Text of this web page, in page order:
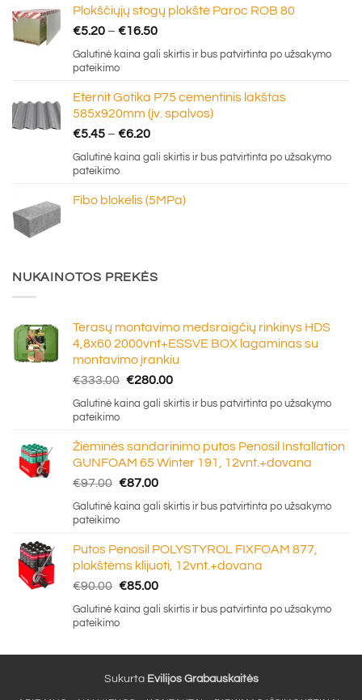
Plokščiųjų stogų plokštė Paroc ROB 80
€5.20 – €16.50Price
range:
€16.50
Galutinė kaina gali skirtis ir bus patvirtinta po užsakymo
pateikimo
Eternit Gotika P75 cementinis lakštas
585x920mm (įv. spalvos)
€5.45 – €6.20Price
range:
€6.20
Galutinė kaina gali skirtis ir bus patvirtinta po užsakymo
pateikimo
Fibo blokelis (5MPa)
NUKAINOTOS PREKĖS
Terasų montavimo medsraigčių rinkinys HDS
4,8x60 2000vnt+ESSVE BOX lagaminas su
montavimo įrankiu
€333.00 Original
price
was:
€280.00Current
price
Galutinė kaina gali skirtis ir bus patvirtinta po užsakymo
pateikimo
Žieminės sandarinimo putos Penosil Installation
GUNFOAM 65 Winter 191, 12vnt.+dovana
€97.00 Original
price
was:
€87.00Current
price
Galutinė kaina gali skirtis ir bus patvirtinta po užsakymo
pateikimo
Putos Penosil POLYSTYROL FIXFOAM 877,
plokštėms klijuoti, 12vnt.+dovana
€90.00 Original
price
was:
€85.00Current
price
Galutinė kaina gali skirtis ir bus patvirtinta po užsakymo
pateikimo
Sukurta Evilijos Grabauskaitės